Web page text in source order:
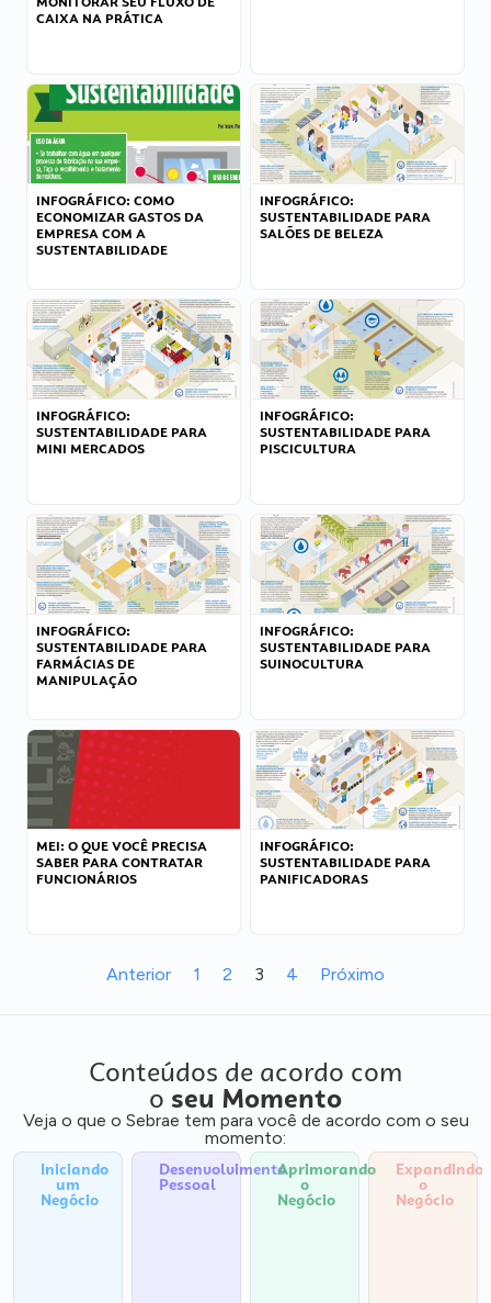
CAIXA NA PRÁTICA
INFOGRÁFICO: COMO
ECONOMIZAR GASTOS DA
EMPRESA COM A
SUSTENTABILIDADE
INFOGRÁFICO:
SUSTENTABILIDADE PARA
SALÕES DE BELEZA
INFOGRÁFICO:
SUSTENTABILIDADE PARA
MINI MERCADOS
INFOGRÁFICO:
SUSTENTABILIDADE PARA
PISCICULTURA
INFOGRÁFICO:
SUSTENTABILIDADE PARA
FARMÁCIAS DE
MANIPULAÇÃO
INFOGRÁFICO:
SUSTENTABILIDADE PARA
SUINOCULTURA
MEI: O QUE VOCÊ PRECISA
SABER PARA CONTRATAR
FUNCIONÁRIOS
INFOGRÁFICO:
SUSTENTABILIDADE PARA
PANIFICADORAS
Anterior 1 2 3 4 Próximo
Conteúdos de acordo com
o seu Momento
Veja o que o Sebrae tem para você de acordo com o seu
momento:
Iniciando
um
Negócio
Desenvolvimento
Pessoal
Aprimorando
o
Negócio
Expandindo
o
Negócio